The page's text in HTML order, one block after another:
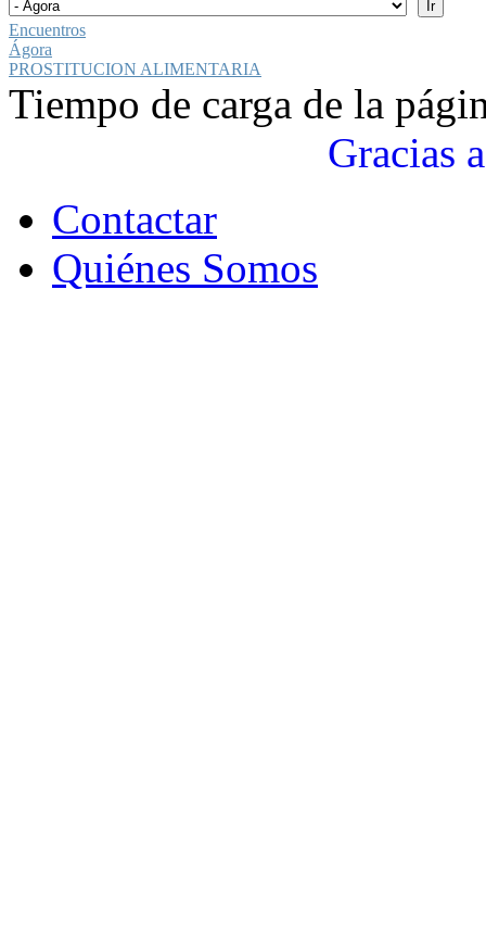
Encuentros
Ágora
PROSTITUCION ALIMENTARIA
Tiempo de carga de la
Gracias a
Contactar
Quiénes Somos